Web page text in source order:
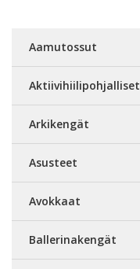
Aamutossut
Aktiivihiilipohjalliset
Arkikengät
Asusteet
Avokkaat
Ballerinakengät